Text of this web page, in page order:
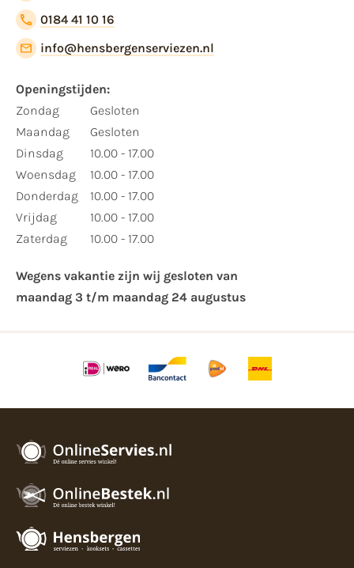
0184 41 10 16
info@hensbergenserviezen.nl
Openingstijden:​
​Zondag
Maandag
Dinsdag
Woensdag
Donderdag
Vrijdag
Zaterdag
Gesloten
Gesloten
10.00 - 17.00
10.00 - 17.00
10.00 - 17.00
10.00 - 17.00
10.00 - 17.00
Wegens vakantie zijn wij gesloten van ​
maandag 3 t/m maandag 24 augustus